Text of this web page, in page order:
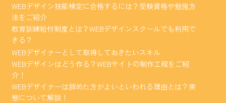
WEBデザイン技能検定に合格するには？受験資格や勉強方
法をご紹介
教育訓練給付制度とは？WEBデザインスクールでも利用で
きる？
WEBデザイナーとして取得しておきたいスキル
WEBデザインはどう作る？WEBサイトの制作工程をご紹
介！
WEBデザイナーは辞めた方がよいといわれる理由とは？実
態について解説！